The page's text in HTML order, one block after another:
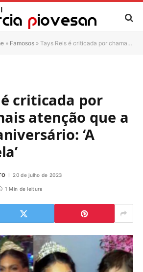
» Famosos » Tays Reis é criticada por chamar mais atenção que a filha em aniversário: ‘A festa é dela’
é criticada por
atenção que a
‘A
20 de julho de 2023
1 Min de leitura